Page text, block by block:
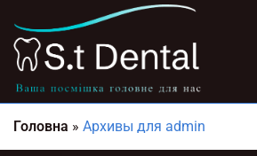
Головна » Архивы для admin